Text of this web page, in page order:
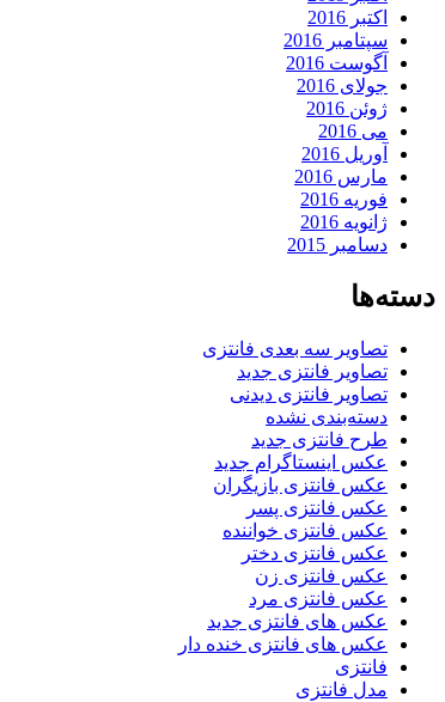
اکتبر 2016
سپتامبر 2016
آگوست 2016
جولای 2016
ژوئن 2016
می 2016
آوریل 2016
مارس 2016
فوریه 2016
ژانویه 2016
دسامبر 2015
دسته‌ها
تصاویر سه بعدی فانتزی
تصاویر فانتزی جدید
تصاویر فانتزی دیدنی
دسته‌بندی نشده
طرح فانتزی جدید
عکس اینستاگرام جدید
عکس فانتزی بازیگران
عکس فانتزی پسر
عکس فانتزی خواننده
عکس فانتزی دختر
عکس فانتزی زن
عکس فانتزی مرد
عکس های فانتزی جدید
عکس های فانتزی خنده دار
فانتزی
مدل فانتزی